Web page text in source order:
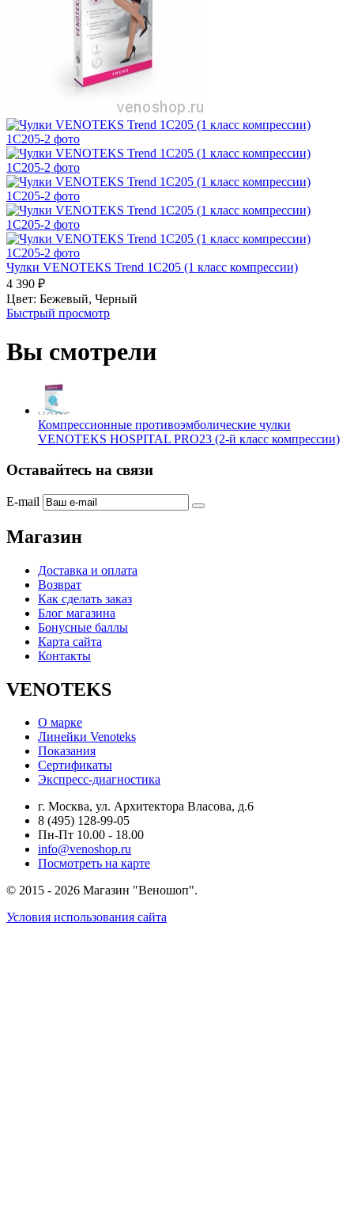
Чулки VENOTEKS Trend 1C205 (1 класс компрессии)
4 390 ₽
Цвет: Бежевый, Черный
Быстрый просмотр
Вы смотрели
Компрессионные противоэмболические чулки
VENOTEKS HOSPITAL PRO23 (2-й класс компрессии)
Оставайтесь на связи
E-mail
Магазин
Доставка и оплата
Возврат
Как сделать заказ
Блог магазина
Бонусные баллы
Карта сайта
Контакты
VENOTEKS
О марке
Линейки Venoteks
Показания
Сертификаты
Экспресс-диагностика
г. Москва, ул. Архитектора Власова, д.6
8 (495) 128-99-05
Пн-Пт 10.00 - 18.00
info@venoshop.ru
Посмотреть на карте
© 2015 - 2026 Магазин "Веношоп".
Условия использования сайта